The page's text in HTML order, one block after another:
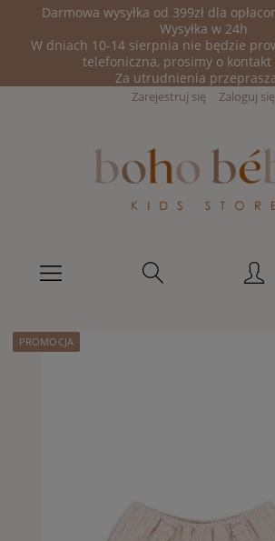
Darmowa wysyłka od 399zł dla
Wysyłka w 24h
W dniach 10-14 sierpnia nie będzie
telefoniczna, prosimy o kontakt
Za utrudnienia
Zarejestruj się Zaloguj się
PROMOCJA